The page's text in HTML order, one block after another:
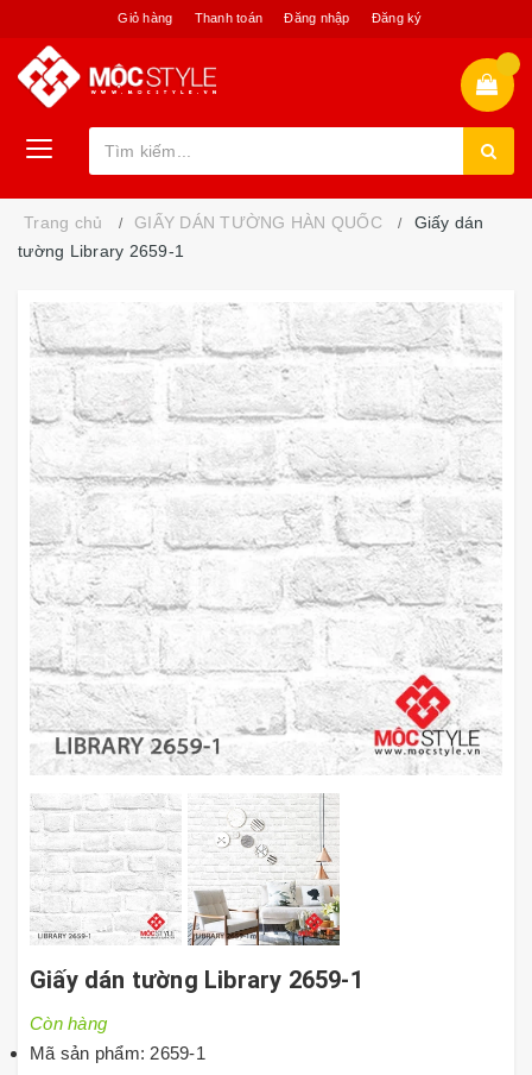
Giỏ hàng Thanh toán Đăng nhập Đăng ký
Trang chủ GIẤY DÁN TƯỜNG HÀN QUỐC
Giấy dán
tường Library 2659-1
Giấy dán tường Library 2659-1
Còn hàng
Mã sản phẩm: 2659-1